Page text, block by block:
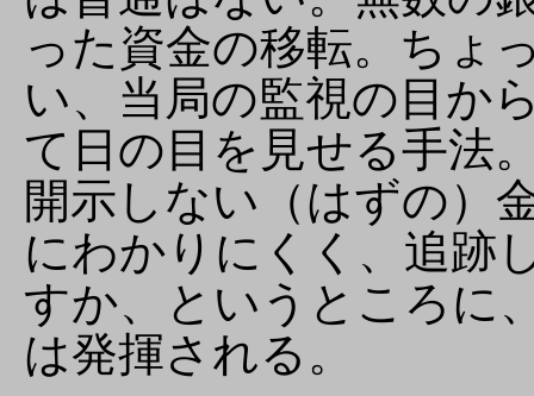
った資金の移転。ちょ
い、当局の監視の目か
て日の目を見せる手法
開示しない（はずの）
にわかりにくく、追跡
すか、というところに
は発揮される。